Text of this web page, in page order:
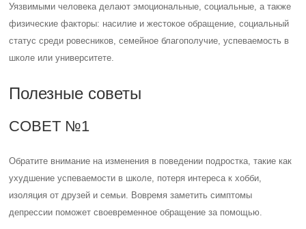
Уязвимыми человека делают эмоциональные, социальные, а также
физические факторы: насилие и жестокое обращение, социальный
статус среди ровесников, семейное благополучие, успеваемость в
школе или университете.
Полезные советы
СОВЕТ №1
Обратите внимание на изменения в поведении подростка, такие как
ухудшение успеваемости в школе, потеря интереса к хобби,
изоляция от друзей и семьи. Вовремя заметить симптомы
депрессии поможет своевременное обращение за помощью.